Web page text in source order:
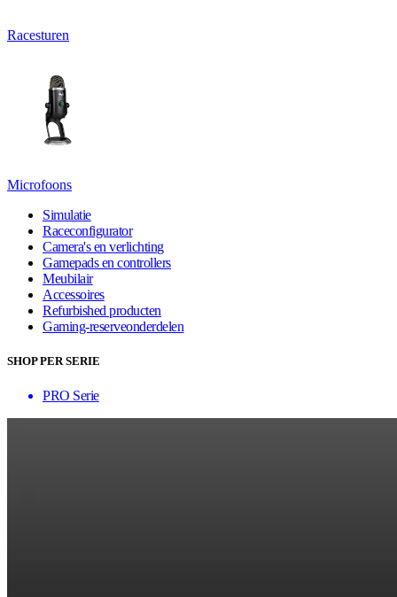
Racesturen
Microfoons
Simulatie
Raceconfigurator
Camera's en verlichting
Gamepads en controllers
Meubilair
Accessoires
Refurbished producten
Gaming-reserveonderdelen
SHOP PER SERIE
PRO Serie